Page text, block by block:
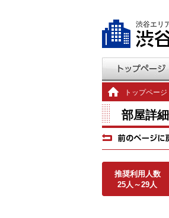
渋谷エリ
トップページ
部屋詳
推奨利用人数
25人～29人